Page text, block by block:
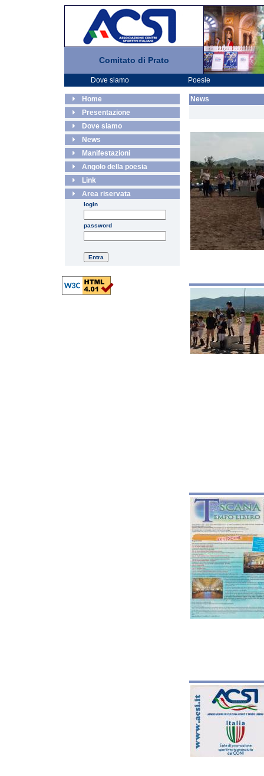
Comitato di Prato
Dove siamo Poesie
Home
Presentazione
Dove siamo
News
Manifestazioni
Angolo della poesia
Link
Area riservata
login
password
News